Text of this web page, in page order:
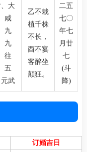
大
咸
九
九
往
五
武
乙不栽
植千株
不长，
酉不宴
客醉坐
颠狂。
二五
七〇
年七
月廿
七
(斗
降)
订婚吉日